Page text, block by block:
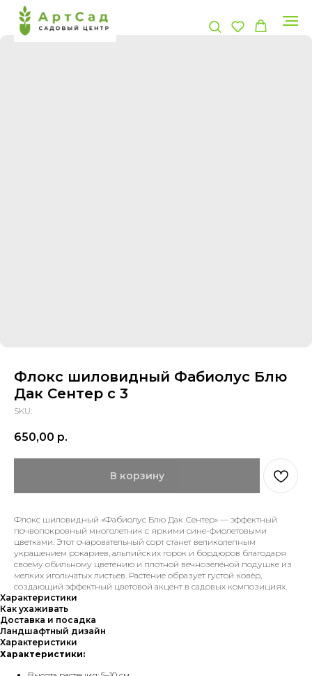
Флокс шиловидный Фабиолус Блю
Дак Сентер с 3
SKU:
650,00 р.
В корзину
Флокс шиловидный «Фабиолус Блю Дак Сентер» — эффектный
почвопокровный многолетник с яркими сине-фиолетовыми
цветками. Этот очаровательный сорт станет великолепным
украшением рокариев, альпийских горок и бордюров благодаря
своему обильному цветению и плотной вечнозелёной подушке из
мелких игольчатых листьев. Растение образует густой ковёр,
создающий эффектный цветовой акцент в садовых композициях.
Характеристики
Как ухаживать
Доставка и посадка
Ландшафтный дизайн
Характеристики
Характеристики: